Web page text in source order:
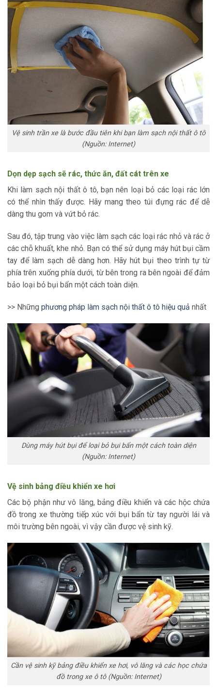
Vệ sinh trần xe là bước đầu tiên khi bạn làm sạch nội thất ô tô
(Nguồn: Internet)
Dọn dẹp sạch sẽ rác, thức ăn, đất cát trên xe
Khi làm sạch nội thất ô tô, bạn nên loại bỏ các loại rác lớn
có thể nhìn thấy được. Hãy mang theo túi đựng rác để dễ
dàng thu gom và vứt bỏ rác.
Sau đó, tập trung vào việc làm sạch các loại rác nhỏ và rác ở
các chỗ khuất, khe nhỏ. Bạn có thể sử dụng máy hút bụi cầm
tay để làm sạch dễ dàng hơn. Hãy hút bụi theo trình tự từ
phía trên xuống phía dưới, từ bên trong ra bên ngoài để đảm
bảo loại bỏ bụi bẩn một cách toàn diện.
>> Những phương pháp làm sạch nội thất ô tô hiệu quả nhất
Dùng máy hút bụi để loại bỏ bụi bẩn một cách toàn diện
(Nguồn: Internet)
Vệ sinh bảng điều khiển xe hơi
Các bộ phận như vô lăng, bảng điều khiển và các hộc chứa
đồ trong xe thường tiếp xúc với bụi bẩn từ tay người lái và
môi trường bên ngoài, vì vậy cần được vệ sinh kỹ.
Cần vệ sinh kỹ bảng điều khiển xe hơi, vô lăng và các học chứa
đồ trong xe ô tô (Nguồn: Internet)